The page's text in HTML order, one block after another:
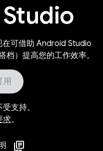
可借助 Android Studio
档）提高您的工作效率。
用
支持。
求。